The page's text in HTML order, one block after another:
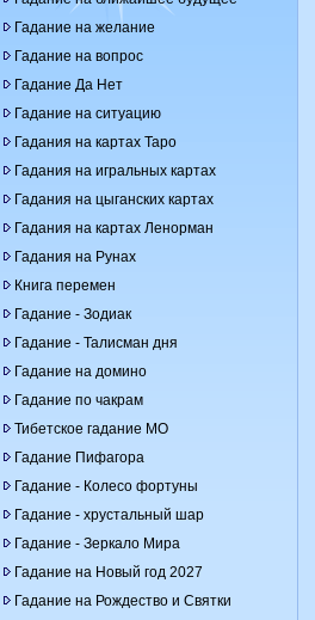
Гадание на желание
Гадание на вопрос
Гадание Да Нет
Гадание на ситуацию
Гадания на картах Таро
Гадания на игральных картах
Гадания на цыганских картах
Гадания на картах Ленорман
Гадания на Рунах
Книга перемен
Гадание - Зодиак
Гадание - Талисман дня
Гадание на домино
Гадание по чакрам
Тибетское гадание МО
Гадание Пифагора
Гадание - Колесо фортуны
Гадание - хрустальный шар
Гадание - Зеркало Мира
Гадание на Новый год 2027
Гадание на Рождество и Святки